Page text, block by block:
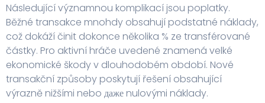
Následující významnou komplikací jsou poplatky.
Běžné transakce mnohdy obsahují podstatné náklady,
což dokáží činit dokonce několika % ze transférované
částky. Pro aktivní hráče uvedené znamená velké
ekonomické škody v dlouhodobém období. Nové
transakční způsoby poskytují řešení obsahující
výrazně nižšími nebo даже nulovými náklady.